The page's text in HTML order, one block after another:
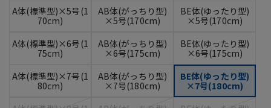
A体(標準型)×5号(1
70cm)
AB体(がっちり型)
×5号(170cm)
BE体(ゆったり型)
×5号(170cm)
A体(標準型)×6号(1
75cm)
AB体(がっちり型)
×6号(175cm)
BE体(ゆったり型)
×6号(175cm)
A体(標準型)×7号(1
80cm)
AB体(がっちり型)
×7号(180cm)
BE体(ゆったり型)
×7号(180cm)